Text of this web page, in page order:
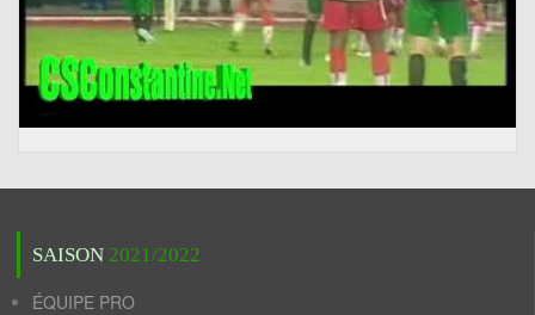
SAISON 2021/2022
ÉQUIPE PRO